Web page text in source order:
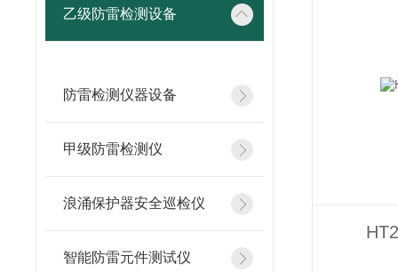
乙级防雷检测设备
防雷检测仪器设备
甲级防雷检测仪
浪涌保护器安全巡检仪
智能防雷元件测试仪